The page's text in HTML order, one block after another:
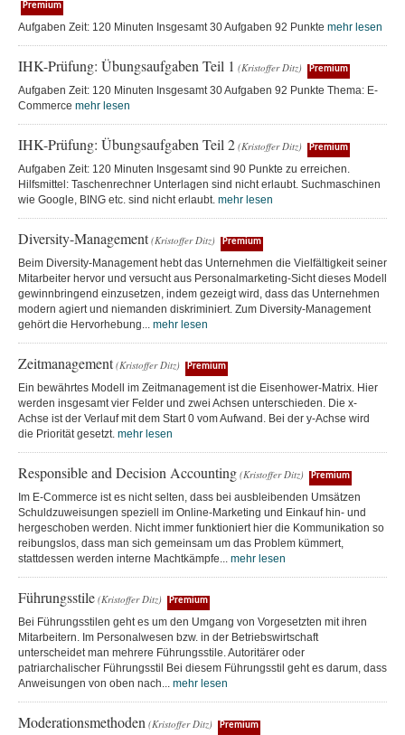
Premium
Aufgaben Zeit: 120 Minuten Insgesamt 30 Aufgaben 92 Punkte mehr lesen
IHK-Prüfung: Übungsaufgaben Teil 1 (Kristoffer Ditz) Premium
Aufgaben Zeit: 120 Minuten Insgesamt 30 Aufgaben 92 Punkte Thema: E-
Commerce mehr lesen
IHK-Prüfung: Übungsaufgaben Teil 2 (Kristoffer Ditz) Premium
Aufgaben Zeit: 120 Minuten Insgesamt sind 90 Punkte zu erreichen.
Hilfsmittel: Taschenrechner Unterlagen sind nicht erlaubt. Suchmaschinen
wie Google, BING etc. sind nicht erlaubt. mehr lesen
Diversity-Management (Kristoffer Ditz) Premium
Beim Diversity-Management hebt das Unternehmen die Vielfältigkeit seiner
Mitarbeiter hervor und versucht aus Personalmarketing-Sicht dieses Modell
gewinnbringend einzusetzen, indem gezeigt wird, dass das Unternehmen
modern agiert und niemanden diskriminiert. Zum Diversity-Management
gehört die Hervorhebung... mehr lesen
Zeitmanagement (Kristoffer Ditz) Premium
Ein bewährtes Modell im Zeitmanagement ist die Eisenhower-Matrix. Hier
werden insgesamt vier Felder und zwei Achsen unterschieden. Die x-
Achse ist der Verlauf mit dem Start 0 vom Aufwand. Bei der y-Achse wird
die Priorität gesetzt. mehr lesen
Responsible and Decision Accounting (Kristoffer Ditz) Premium
Im E-Commerce ist es nicht selten, dass bei ausbleibenden Umsätzen
Schuldzuweisungen speziell im Online-Marketing und Einkauf hin- und
hergeschoben werden. Nicht immer funktioniert hier die Kommunikation so
reibungslos, dass man sich gemeinsam um das Problem kümmert,
stattdessen werden interne Machtkämpfe... mehr lesen
Führungsstile (Kristoffer Ditz) Premium
Bei Führungsstilen geht es um den Umgang von Vorgesetzten mit ihren
Mitarbeitern. Im Personalwesen bzw. in der Betriebswirtschaft
unterscheidet man mehrere Führungsstile. Autoritärer oder
patriarchalischer Führungsstil Bei diesem Führungsstil geht es darum, dass
Anweisungen von oben nach... mehr lesen
Moderationsmethoden (Kristoffer Ditz) Premium